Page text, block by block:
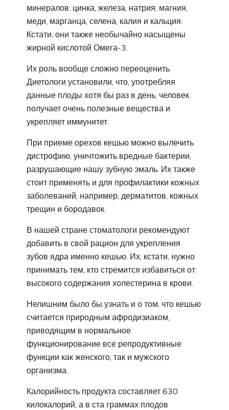
минералов: цинка, железа, натрия, магния,
меди, марганца, селена, калия и кальция.
Кстати, они также необычайно насыщены
жирной кислотой Омега-3.
Их роль вообще сложно переоценить.
Диетологи установили, что, употребляя
данные плоды хотя бы раз в день, человек
получает очень полезные вещества и
укрепляет иммунитет.
При приеме орехов кешью можно вылечить
дистрофию, уничтожить вредные бактерии,
разрушающие нашу зубную эмаль. Их также
стоит применять и для профилактики кожных
заболеваний, например, дерматитов, кожных
трещин и бородавок.
В нашей стране стоматологи рекомендуют
добавить в свой рацион для укрепления
зубов ядра именно кешью. Их, кстати, нужно
принимать тем, кто стремится избавиться от
высокого содержания холестерина в крови.
Нелишним было бы узнать и о том, что кешью
считается природным афродизиаком,
приводящим в нормальное
функционирование все репродуктивные
функции как женского, так и мужского
организма.
Калорийность продукта составляет 630
килокалорий, а в ста граммах плодов